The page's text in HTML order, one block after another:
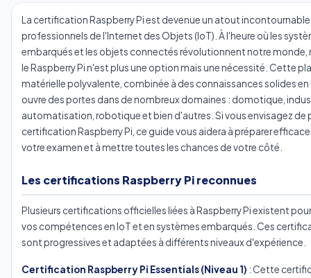
La certification Raspberry Pi est devenue un atout incontournable
professionnels de l'Internet des Objets (IoT). À l'heure où les
embarqués et les objets connectés révolutionnent notre monde,
le Raspberry Pi n'est plus une option mais une nécessité. Cette
matérielle polyvalente, combinée à des connaissances solides en
ouvre des portes dans de nombreux domaines : domotique,
automatisation, robotique et bien d'autres. Si vous envisagez de
certification Raspberry Pi, ce guide vous aidera à préparer
votre examen et à mettre toutes les chances de votre côté.
Les certifications Raspberry Pi reconnues
Plusieurs certifications officielles liées à Raspberry Pi existent
vos compétences en IoT et en systèmes embarqués. Ces
sont progressives et adaptées à différents niveaux d'expérience.
Certification Raspberry Pi Essentials (Niveau 1) : Cette